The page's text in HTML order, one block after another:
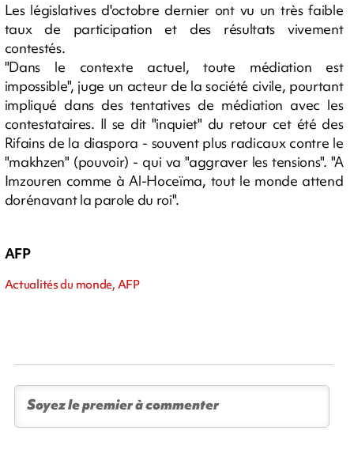
Les législatives d'octobre dernier ont vu un très faible
taux de participation et des résultats vivement
contestés.
"Dans le contexte actuel, toute médiation est
impossible", juge un acteur de la société civile, pourtant
impliqué dans des tentatives de médiation avec les
contestataires. Il se dit "inquiet" du retour cet été des
Rifains de la diaspora - souvent plus radicaux contre le
"makhzen" (pouvoir) - qui va "aggraver les tensions". "A
Imzouren comme à Al-Hoceïma, tout le monde attend
dorénavant la parole du roi".
AFP
Actualités du monde, AFP